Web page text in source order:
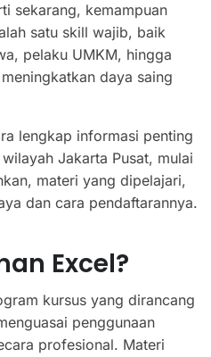
sekarang, kemampuan
satu skill wajib, baik
pelaku UMKM, hingga
daya saing
lengkap informasi penting
Jakarta Pusat, mulai
materi yang dipelajari,
dan cara pendaftarannya.
Excel?
kursus yang dirancang
penggunaan
profesional. Materi